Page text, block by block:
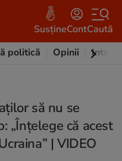
SusțineContCaută
politică Opinii
să nu se
„Înțelege că acest
| VIDEO